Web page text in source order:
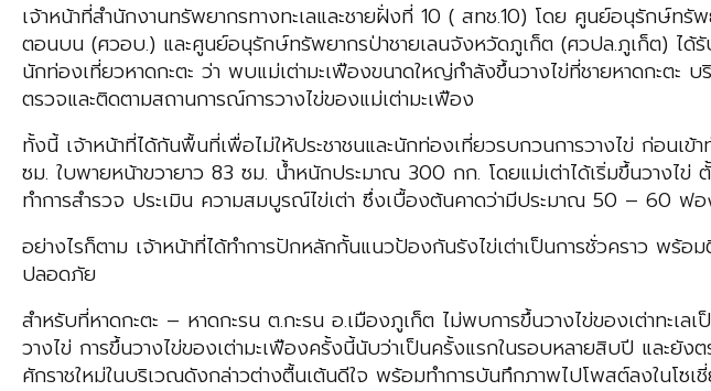
เจ้าหน้าที่สำนักงานทรัพยากรทางทะเลและชายฝั่งที่ 10 ( สทช.10) โดย ศูนย์อนุรักษ์ท
ตอนบน (ศวอบ.) และศูนย์อนุรักษ์ทรัพยากรป่าชายเลนจังหวัดภูเก็ต (ศวปล.ภูเก็ต) ได้
นักท่องเที่ยวหาดกะตะ ว่า พบแม่เต่ามะเฟืองขนาดใหญ่กำลังขึ้นวางไข่ที่ชายหาดกะต
ตรวจและติดตามสถานการณ์การวางไข่ของแม่เต่ามะเฟือง
ทั้งนี้ เจ้าหน้าที่ได้กันพื้นที่เพื่อไม่ให้ประชาชนและนักท่องเที่ยวรบกวนการวางไข่ ก่อนเ
ซม. ใบพายหน้าขวายาว 83 ซม. น้ำหนักประมาณ 300 กก. โดยแม่เต่าได้เริ่มขึ้นวางไข่
ทำการสำรวจ ประเมิน ความสมบูรณ์ไข่เต่า ซึ่งเบื้องต้นคาดว่ามีประมาณ 50 – 60 ฟ
อย่างไรก็ตาม เจ้าหน้าที่ได้ทำการปักหลักกั้นแนวป้องกันรังไข่เต่าเป็นการชั่วคราว พ
ปลอดภัย
สำหรับที่หาดกะตะ – หาดกะรน ต.กะรน อ.เมืองภูเก็ต ไม่พบการขึ้นวางไข่ของเต่าทะ
วางไข่ การขึ้นวางไข่ของเต่ามะเฟืองครั้งนี้นับว่าเป็นครั้งแรกในรอบหลายสิบปี และยั
ศักราชใหม่ในบริเวณดังกล่าวต่างตื้นเต้นดีใจ พร้อมทำการบันทึกภาพไปโพสต์ลงในโ